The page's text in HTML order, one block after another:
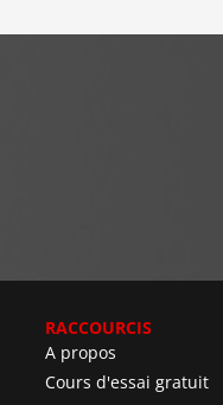
RACCOURCIS
A propos
Cours d'essai gratuit